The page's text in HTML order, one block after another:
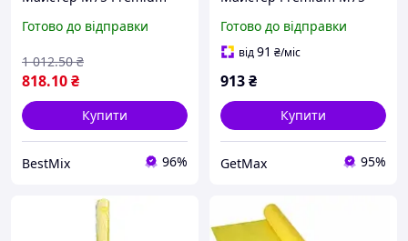
75 г/м2
Готово до відправки
818.10₴
1 012.50 ₴
Купити
BestMix 96%
1.5х50 м
Готово до відправки
від91 ₴/міс
913₴
Купити
GetMax 95%